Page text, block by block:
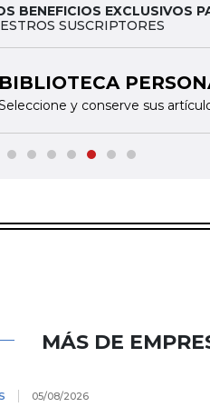
BENEFICIOS EXCLUSIVOS
SUSCRIPTORES
PERSONAL
conserve sus artículos favoritos
MÁS DE
05/08/2026